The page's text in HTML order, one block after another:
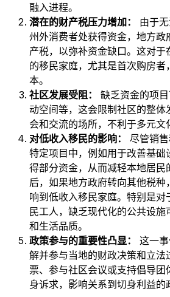
融入进程。
潜在的财产税压力增加：
由于
州外消费者处获得资金，地方政
产税，以弥补资金缺口。这对于
的移民家庭，尤其是首次购房者
本。
社区发展受阻：
缺乏资金的项
动空间等，这会限制社区的整体
会和交流的场所，不利于多元文
对低收入移民的影响：
尽管销
特定项目中，例如用于改善基础
得部分资金，从而减轻本地居民
后，如果地方政府转向其他税
响到低收入移民家庭。特别是
民工人，缺乏现代化的公共设施
和生活品质。
政策参与的重要性凸显：
这一
解并参与当地的财政决策和立法
票、参与社区会议或支持倡导团
身诉求，影响关系到切身利益的